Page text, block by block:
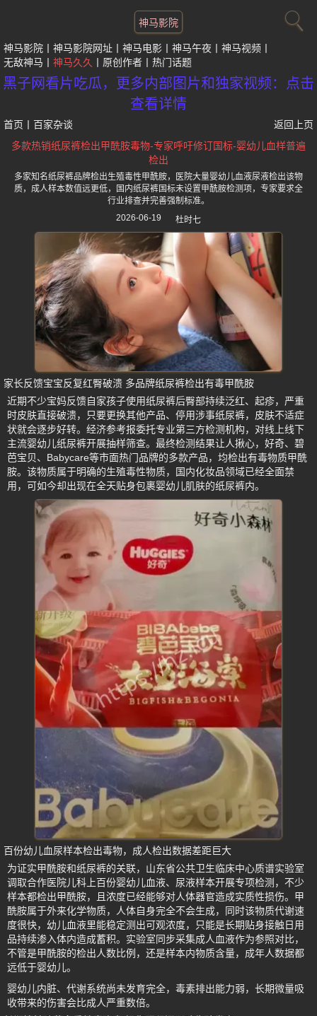
神马影院
神马影院 神马影院网址 神马电影 神马午夜
神马视频
无敌神马
神马久久 原创作者 热门话题
黑子网看片吃瓜，更多内部图片和独家视频：点击
查看详情
首页 百家杂谈
返回上页
多款热销纸尿裤检出甲酰胺毒物-专家呼吁修订国标-婴幼儿血样普遍
检出
多家知名纸尿裤品牌检出生殖毒性甲酰胺，医院大量婴幼儿血液尿液检出该物
质，成人样本数值远更低，国内纸尿裤国标未设置甲酰胺检测项，专家要求全
行业排查并完善强制标准。
2026-06-19
杜时七
家长反馈宝宝反复红臀破溃 多品牌纸尿裤检出有毒甲酰胺
近期不少宝妈反馈自家孩子使用纸尿裤后臀部持续泛红、起疹，严重
时皮肤直接破溃，只要更换其他产品、停用涉事纸尿裤，皮肤不适症
状就会逐步好转。经济参考报委托专业第三方检测机构，对线上线下
主流婴幼儿纸尿裤开展抽样筛查。最终检测结果让人揪心，好奇、碧
芭宝贝、Babycare等市面热门品牌的多款产品，均检出有毒物质甲酰
胺。该物质属于明确的生殖毒性物质，国内化妆品领域已经全面禁
用，可如今却出现在全天贴身包裹婴幼儿肌肤的纸尿裤内。
百份幼儿血尿样本检出毒物，成人检出数据差距巨大
为证实甲酰胺和纸尿裤的关联，山东省公共卫生临床中心质谱实验室
调取合作医院儿科上百份婴幼儿血液、尿液样本开展专项检测，不少
样本都检出甲酰胺，且浓度已经能够对人体器官造成实质性损伤。甲
酰胺属于外来化学物质，人体自身完全不会生成，同时该物质代谢速
度很快，幼儿血液里能稳定测出可观浓度，只能是长期贴身接触日用
品持续渗入体内造成蓄积。实验室同步采集成人血液作为参照对比，
不管是甲酰胺的检出人数比例，还是样本内物质含量，成年人数据都
远低于婴幼儿。
婴幼儿内脏、代谢系统尚未发育完全，毒素排出能力弱，长期微量吸
收带来的伤害会比成人严重数倍。